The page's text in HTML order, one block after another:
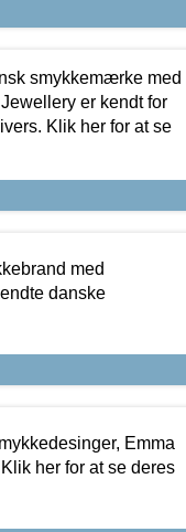
smykkemærke med
er kendt for
Klik her for at se
med
danske
Emma
her for at se deres